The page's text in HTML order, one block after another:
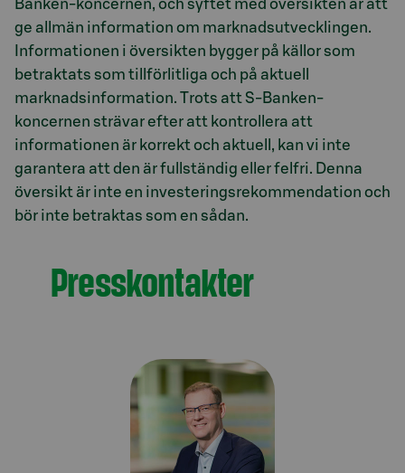
Banken-koncernen, och syftet med översikten är att
ge allmän information om marknadsutvecklingen.
Informationen i översikten bygger på källor som
betraktats som tillförlitliga och på aktuell
marknadsinformation. Trots att S-Banken-
koncernen strävar efter att kontrollera att
informationen är korrekt och aktuell, kan vi inte
garantera att den är fullständig eller felfri. Denna
översikt är inte en investeringsrekommendation och
bör inte betraktas som en sådan.
Presskontakter